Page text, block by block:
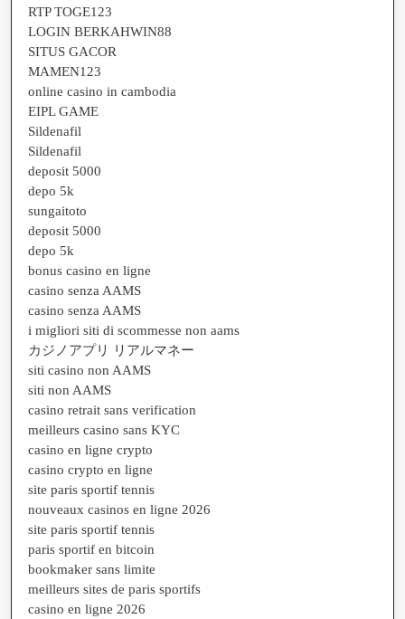
RTP TOGE123
LOGIN BERKAHWIN88
SITUS GACOR
MAMEN123
online casino in cambodia
EIPL GAME
Sildenafil
Sildenafil
deposit 5000
depo 5k
sungaitoto
deposit 5000
depo 5k
bonus casino en ligne
casino senza AAMS
casino senza AAMS
i migliori siti di scommesse non aams
カジノアプリ リアルマネー
siti casino non AAMS
siti non AAMS
casino retrait sans verification
meilleurs casino sans KYC
casino en ligne crypto
casino crypto en ligne
site paris sportif tennis
nouveaux casinos en ligne 2026
site paris sportif tennis
paris sportif en bitcoin
bookmaker sans limite
meilleurs sites de paris sportifs
casino en ligne 2026